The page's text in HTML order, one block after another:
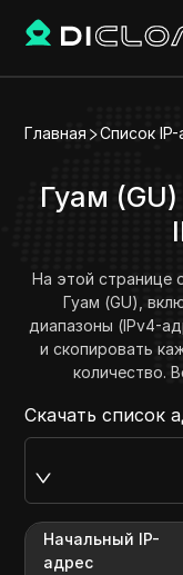
Главная Список
Гуам
На этой странице
Гуам (GU),
диапазоны (IPv4-
и скопировать
количество.
Скачать список
Начальный IP-
адрес